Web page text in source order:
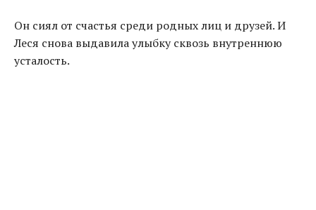
Он сиял от счастья среди родных лиц и друзей. И
Леся снова выдавила улыбку сквозь внутреннюю
усталость.